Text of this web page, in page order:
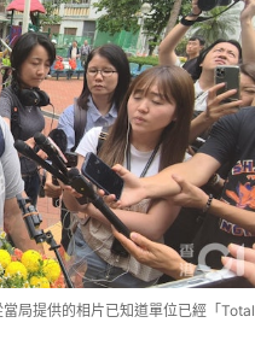
局提供的相片已知道單位已經「Total